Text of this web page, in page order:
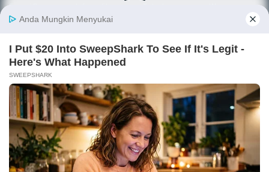
Ekonomi
Hijau
Analisis
Khusus
Info
Indeks
Insight
Center
Databoks
Event
KatadataOto